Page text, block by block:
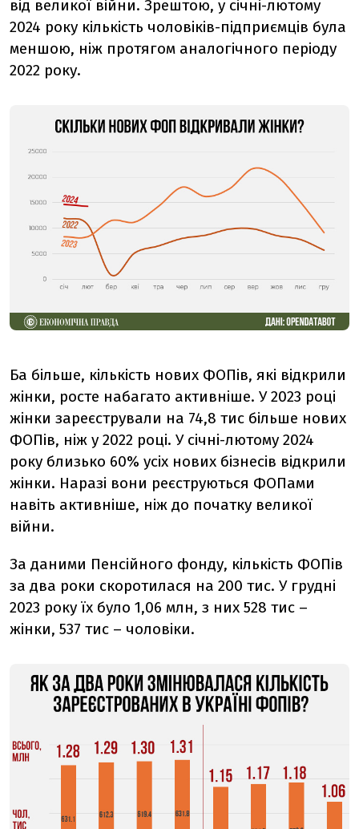
від великої війни. Зрештою, у січні-лютому
2024 року кількість чоловіків-підприємців була
меншою, ніж протягом аналогічного періоду
2022 року.
Ба більше, кількість нових ФОПів, які відкрили
жінки, росте набагато активніше. У 2023 році
жінки зареєстрували на 74,8 тис більше нових
ФОПів, ніж у 2022 році. У січні-лютому 2024
року близько 60% усіх нових бізнесів відкрили
жінки. Наразі вони реєструються ФОПами
навіть активніше, ніж до початку великої
війни.
За даними Пенсійного фонду, кількість ФОПів
за два роки скоротилася на 200 тис. У грудні
2023 року їх було 1,06 млн, з них 528 тис –
жінки, 537 тис – чоловіки.